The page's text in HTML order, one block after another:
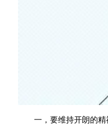
一，要维持开朗的精